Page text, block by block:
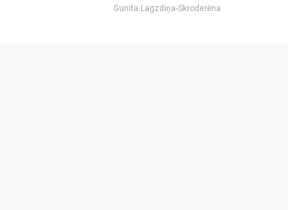
Gunita Lagzdiņa-Skroderēna